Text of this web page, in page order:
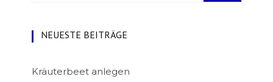
NEUESTE BEITRÄGE
Kräuterbeet anlegen